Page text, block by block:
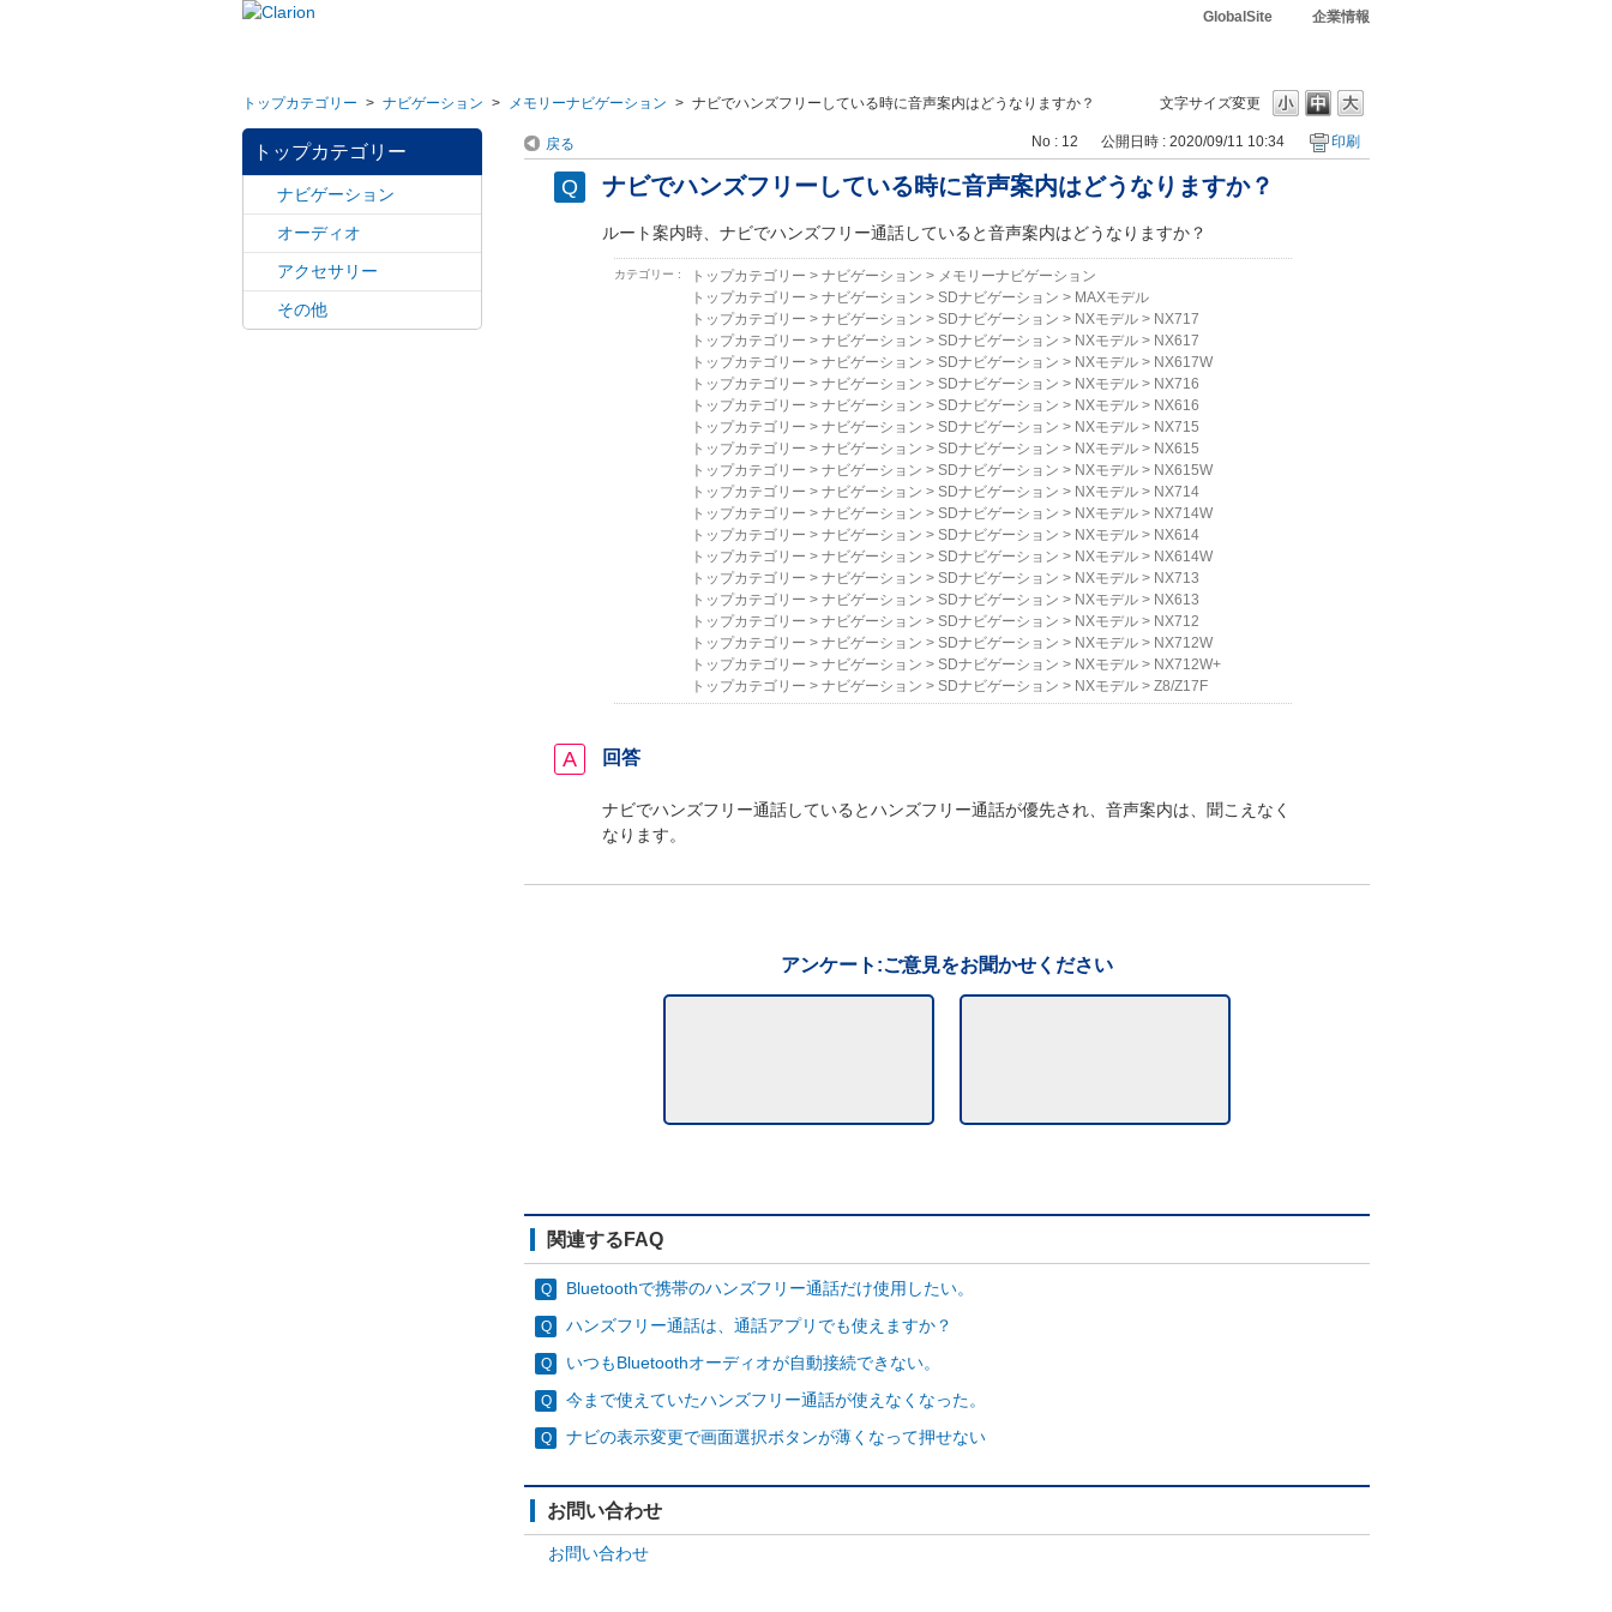
GlobalSite 企業情報
文字サイズ変更
トップカテゴリー > ナビゲーション > メモリーナビゲーション > ナビでハンズフリーしている時に音声案内はどうなりますか？
トップカテゴリー
ナビゲーション
オーディオ
アクセサリー
その他
戻る No : 12 公開日時 : 2020/09/11 10:34 印刷
ナビでハンズフリーしている時に音声案内はどうなりますか？
ルート案内時、ナビでハンズフリー通話していると音声案内はどうなりますか？
カテゴリー : トップカテゴリー > ナビゲーション > メモリーナビゲーション
トップカテゴリー > ナビゲーション > SDナビゲーション > MAXモデル
トップカテゴリー > ナビゲーション > SDナビゲーション > NXモデル > NX717
トップカテゴリー > ナビゲーション > SDナビゲーション > NXモデル > NX617
トップカテゴリー > ナビゲーション > SDナビゲーション > NXモデル > NX617W
トップカテゴリー > ナビゲーション > SDナビゲーション > NXモデル > NX716
トップカテゴリー > ナビゲーション > SDナビゲーション > NXモデル > NX616
トップカテゴリー > ナビゲーション > SDナビゲーション > NXモデル > NX715
トップカテゴリー > ナビゲーション > SDナビゲーション > NXモデル > NX615
トップカテゴリー > ナビゲーション > SDナビゲーション > NXモデル > NX615W
トップカテゴリー > ナビゲーション > SDナビゲーション > NXモデル > NX714
トップカテゴリー > ナビゲーション > SDナビゲーション > NXモデル > NX714W
トップカテゴリー > ナビゲーション > SDナビゲーション > NXモデル > NX614
トップカテゴリー > ナビゲーション > SDナビゲーション > NXモデル > NX614W
トップカテゴリー > ナビゲーション > SDナビゲーション > NXモデル > NX713
トップカテゴリー > ナビゲーション > SDナビゲーション > NXモデル > NX613
トップカテゴリー > ナビゲーション > SDナビゲーション > NXモデル > NX712
トップカテゴリー > ナビゲーション > SDナビゲーション > NXモデル > NX712W
トップカテゴリー > ナビゲーション > SDナビゲーション > NXモデル > NX712W+
トップカテゴリー > ナビゲーション > SDナビゲーション > NXモデル > Z8/Z17F
回答
ナビでハンズフリー通話しているとハンズフリー通話が優先され、音声案内は、聞こえなく
なります。
アンケート:ご意見をお聞かせください
関連するFAQ
Bluetoothで携帯のハンズフリー通話だけ使用したい。
ハンズフリー通話は、通話アプリでも使えますか？
いつもBluetoothオーディオが自動接続できない。
今まで使えていたハンズフリー通話が使えなくなった。
ナビの表示変更で画面選択ボタンが薄くなって押せない
お問い合わせ
お問い合わせ